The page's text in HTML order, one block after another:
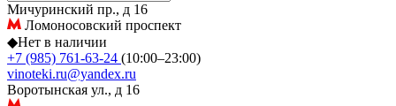
Мичуринский пр., д 16
Ломоносовский проспект
◆Нет в наличии
+7 (985) 761-63-24 (10:00–23:00)
vinoteki.ru@yandex.ru
Воротынская ул., д 16